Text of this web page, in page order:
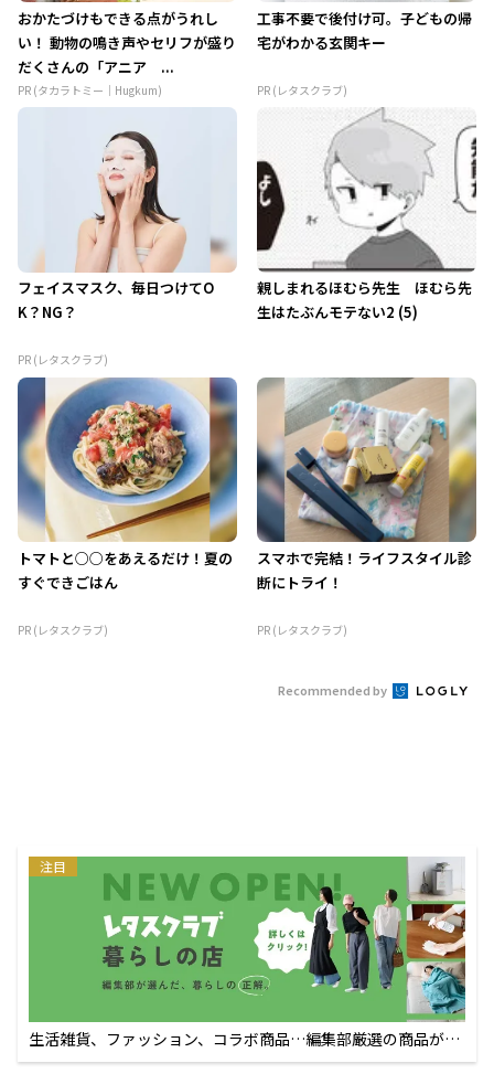
おかたづけもできる点がうれし
い！ 動物の鳴き声やセリフが盛り
だくさんの「アニア ...
PR (タカラトミー｜Hugkum)
工事不要で後付け可。子どもの帰
宅がわかる玄関キー
PR (レタスクラブ)
フェイスマスク、毎日つけてO
K？NG？
PR (レタスクラブ)
親しまれるほむら先生 ほむら先
生はたぶんモテない2 (5)
トマトと○○をあえるだけ！夏の
すぐできごはん
PR (レタスクラブ)
スマホで完結！ライフスタイル診
断にトライ！
PR (レタスクラブ)
Recommended by
注目
生活雑貨、ファッション、コラボ商品…編集部厳選の商品が買
えるECサイト